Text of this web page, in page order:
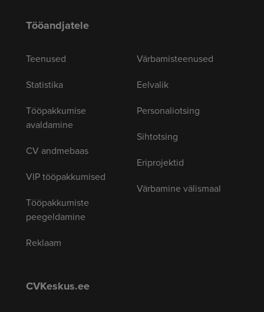
Tööandjatele
Teenused
Statistika
Tööpakkumise
avaldamine
CV andmebaas
VIP tööpakkumised
Tööpakkumiste
peegeldamine
Reklaam
Värbamisteenused
Eelvalik
Personaliotsing
Sihtotsing
Eriprojektid
Värbamine välismaal
CVKeskus.ee